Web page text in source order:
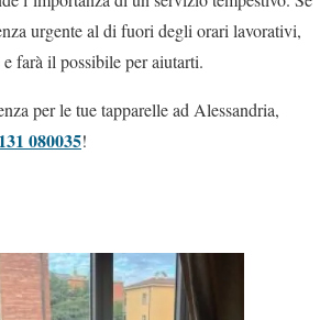
urgente al di fuori degli orari lavorativi,
farà il possibile per aiutarti.
per le tue tapparelle ad Alessandria,
080035!